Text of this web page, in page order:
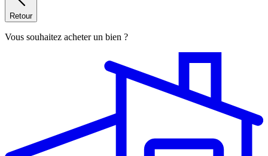
Retour
Vous souhaitez acheter un bien ?